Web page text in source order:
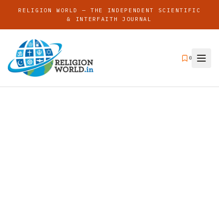
RELIGION WORLD — THE INDEPENDENT SCIENTIFIC
& INTERFAITH JOURNAL
0